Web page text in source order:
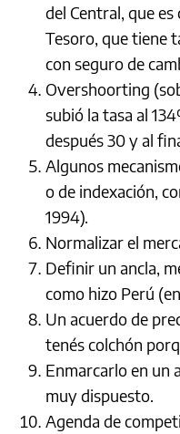
del Central, que
Tesoro, que tiene
con seguro de
Overshoorting
subió la tasa al
después 30 y al
Algunos
o de indexación,
1994).
Normalizar el
Definir un ancla,
como hizo Perú
Un acuerdo de
tenés colchón
Enmarcarlo en un
muy dispuesto.
Agenda de